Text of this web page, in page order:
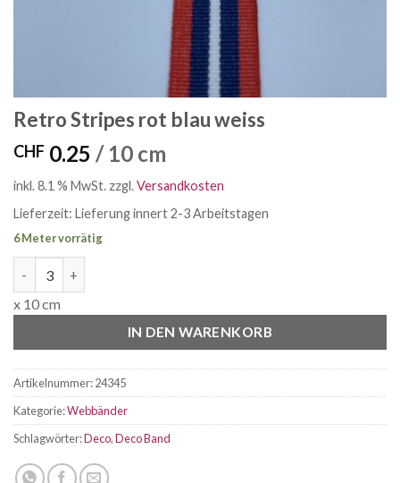
Retro Stripes rot blau weiss
CHF 0.25 / 10 cm
inkl. 8.1 % MwSt. zzgl.Versandkosten
Lieferzeit: Lieferung innert 2-3 Arbeitstagen
6 Meter vorrätig
x 10 cm
IN DEN WARENKORB
Artikelnummer:24345
Kategorie:Webbänder
Schlagwörter:Deco,Deco Band